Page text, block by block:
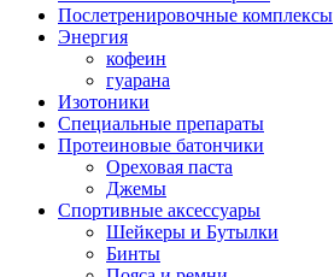
Послетренировочные комплексы
Энергия
кофеин
гуарана
Изотоники
Специальные препараты
Протеиновые батончики
Ореховая паста
Джемы
Спортивные аксессуары
Шейкеры и Бутылки
Бинты